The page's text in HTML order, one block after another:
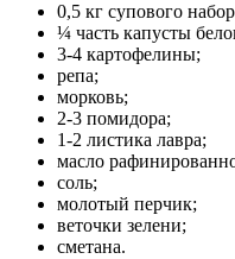
0,5 кг супового
¼ часть капусты
3-4 картофелины;
репа;
морковь;
2-3 помидора;
1-2 листика лавра;
масло
соль;
молотый перчик;
веточки зелени;
сметана.